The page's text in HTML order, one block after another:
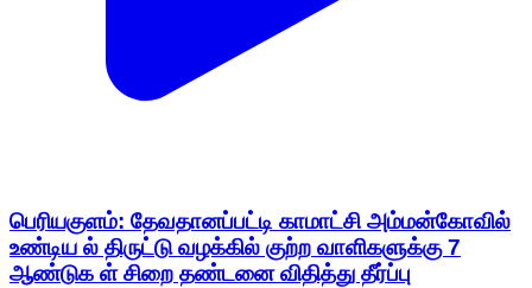
பெரியகுளம்: தேவதானப்பட்டி காமாட்சி அம்மன்கோவில்
உண்டிய ல் திருட்டு வழக்கில் குற்ற வாளிகளுக்கு 7
ஆண்டுக ள் சிறை தண்டனை விதித்து தீர்ப்பு